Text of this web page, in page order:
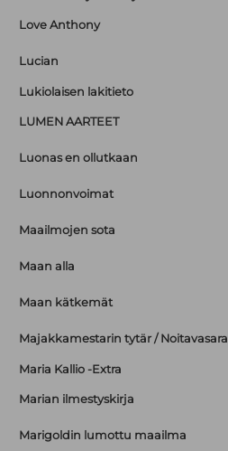
Love Anthony
Lucian
Lukiolaisen lakitieto
LUMEN AARTEET
Luonas en ollutkaan
Luonnonvoimat
Maailmojen sota
Maan alla
Maan kätkemät
Majakkamestarin tytär / Noitavasara
Maria Kallio -Extra
Marian ilmestyskirja
Marigoldin lumottu maailma